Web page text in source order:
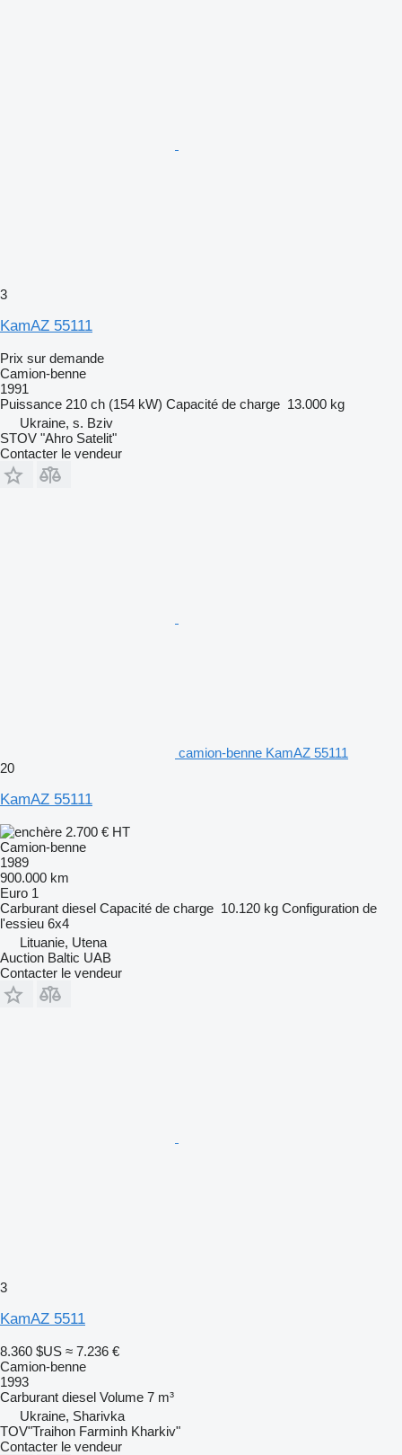
3
KamAZ 55111
Prix sur demande
Camion-benne
1991
Puissance 210 ch (154 kW) Capacité de charge 13.000 kg
Ukraine, s. Bziv
STOV "Ahro Satelit"
Contacter le vendeur
camion-benne KamAZ 55111
20
KamAZ 55111
2.700 € HT
Camion-benne
1989
900.000 km
Euro 1
Carburant diesel Capacité de charge 10.120 kg Configuration de
l'essieu 6x4
Lituanie, Utena
Auction Baltic UAB
Contacter le vendeur
3
KamAZ 5511
8.360 $US ≈ 7.236 €
Camion-benne
1993
Carburant diesel Volume 7 m³
Ukraine, Sharivka
TOV"Traihon Farminh Kharkiv"
Contacter le vendeur